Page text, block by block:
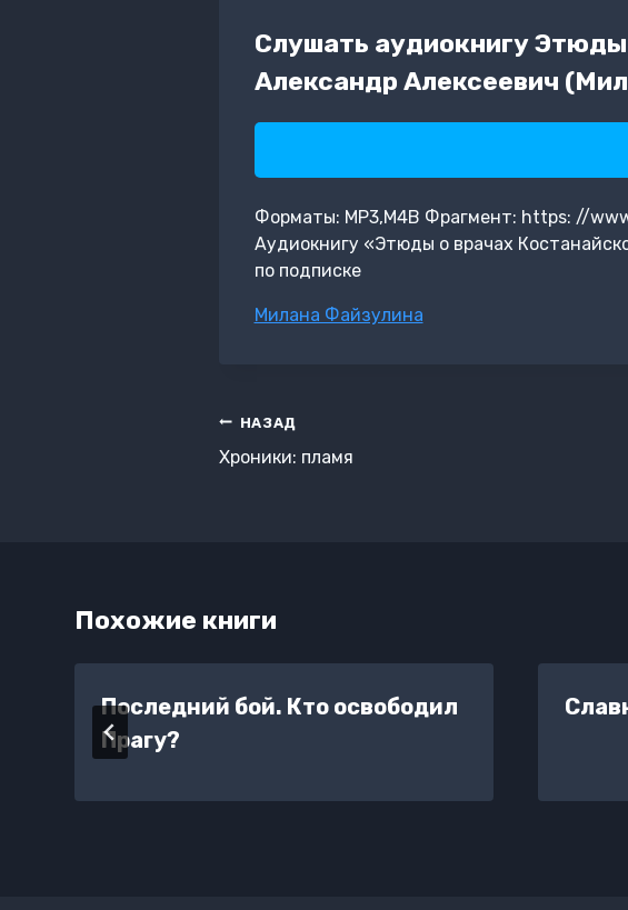
Слушать аудиокнигу Этюды
Александр Алексеевич
Форматы: MP3,M4B Фрагмент: https: //
Аудиокнигу «Этюды о врачах
по подписке
Метки
Милана Файзулина
Навигация
по
НАЗАД
Хроники: пламя
Похожие книги
Последний бой. Кто освободил
Прагу?